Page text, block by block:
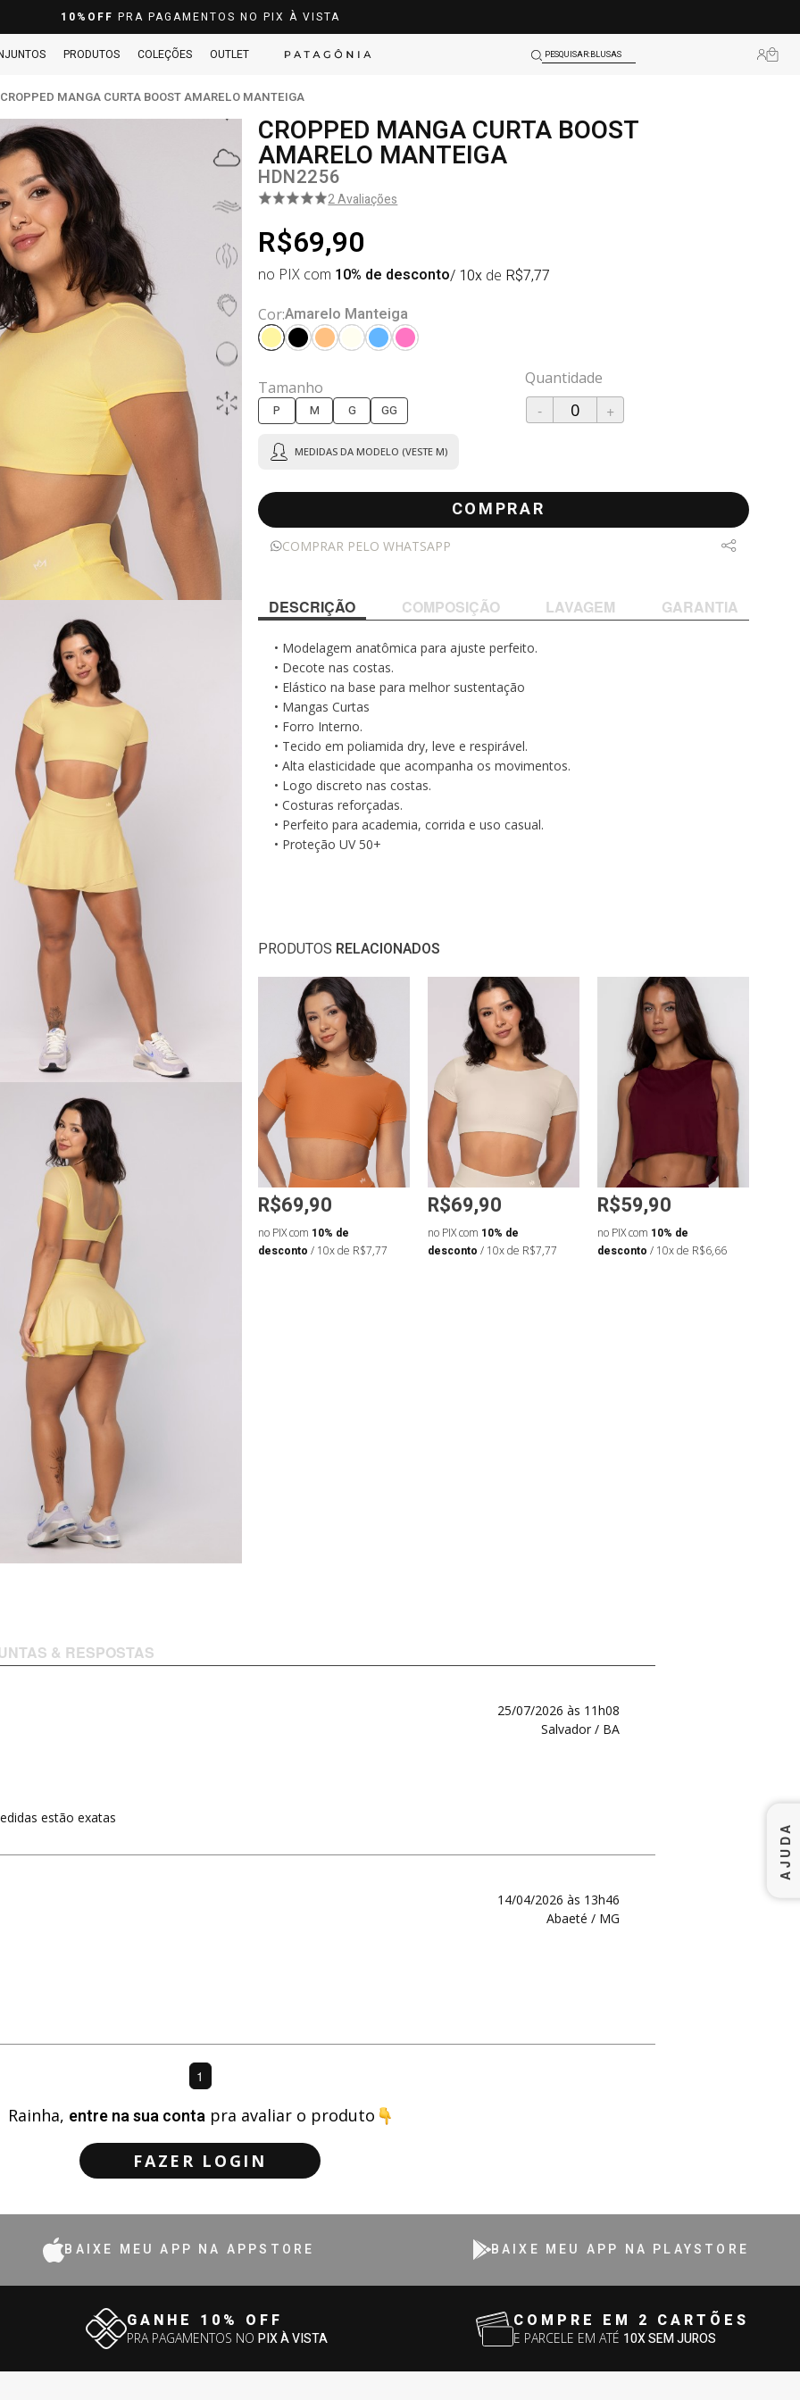
10%OFF PRA PAGAMENTOS NO PIX À VISTA
PRODUTOS COLEÇÕES OUTLET PESQUISAR:
CROPPED MANGA CURTA BOOST AMARELO MANTEIGA
CROPPED MANGA CURTA BOOST
AMARELO MANTEIGA
HDN2256
2 Avaliações
R$69,90
no PIX com 10% de desconto/ 10x de R$7,77
Cor:Amarelo Manteiga
Tamanho
P M G GG - +
MEDIDAS DA MODELO (VESTE M)
COMPRAR
COMPRAR PELO WHATSAPP
DESCRIÇÃO COMPOSIÇÃO LAVAGEM GARANTIA
• Modelagem anatômica para ajuste perfeito.
• Decote nas costas.
• Elástico na base para melhor sustentação
• Mangas Curtas
• Forro Interno.
• Tecido em poliamida dry, leve e respirável.
• Alta elasticidade que acompanha os movimentos.
• Logo discreto nas costas.
• Costuras reforçadas.
• Perfeito para academia, corrida e uso casual.
• Proteção UV 50+
PRODUTOS RELACIONADOS
R$7,10
R$59,90
no PIX com
desconto
R$69,90
no PIX com 10% de
desconto / 10x de R$7,77
R$69,90
no PIX com 10% de
desconto / 10x de R$7,77
R$59,90
no PIX com 10% de
desconto / 10x de R$6,66
& RESPOSTAS
25/07/2026 às 11h08
Salvador / BA
estão exatas
14/04/2026 às 13h46
Abaeté / MG
1
Rainha, entre na sua conta pra avaliar o produto
FAZER LOGIN
BAIXE MEU APP NA APPSTORE BAIXE MEU APP NA PLAYSTORE
GANHE 10% OFF
PRA PAGAMENTOS NO PIX À VISTA
COMPRE EM 2 CARTÕES
E PARCELE EM ATÉ 10X SEM JUROS
AJUDA